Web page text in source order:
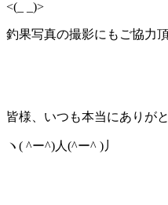
<(_ _)>
釣果写真の撮影にもご協力
皆様、いつも本当にありが
ヽ( ^ー^)人(^ー^ )丿